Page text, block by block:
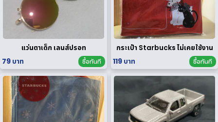
แว่นตาเด็ก เลนส์ปรอท
79 บาท
ซื้อทันที
กระเป๋า Starbucks ไม่เคยใช้งาน
119 บาท
ซื้อทันที